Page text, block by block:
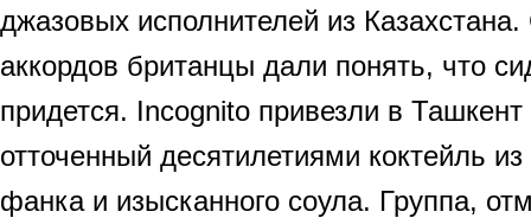
джазовых исполнителей из
аккордов британцы дали понять, что
придется. Incognito привезли в
отточенный десятилетиями коктейль
фанка и изысканного соула. Группа,